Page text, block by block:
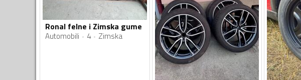
Ronal felne i Zimska gume
Automobili 4 Zimska